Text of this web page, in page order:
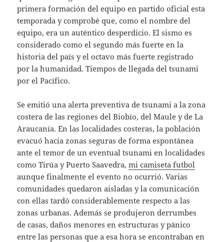
primera formación del equipo en partido oficial esta
temporada y comprobé que, como el nombre del
equipo, era un auténtico desperdicio. El sismo es
considerado como el segundo más fuerte en la
historia del país y el octavo más fuerte registrado
por la humanidad. Tiempos de llegada del tsunami
por el Pacífico.
Se emitió una alerta preventiva de tsunami a la zona
costera de las regiones del Biobío, del Maule y de La
Araucanía. En las localidades costeras, la población
evacuó hacia zonas seguras de forma espontánea
ante el temor de un eventual tsunami en localidades
como Tirúa y Puerto Saavedra,mi camiseta futbol
aunque finalmente el evento no ocurrió. Varias
comunidades quedaron aisladas y la comunicación
con ellas tardó considerablemente respecto a las
zonas urbanas. Además se produjeron derrumbes
de casas, daños menores en estructuras y pánico
entre las personas que a esa hora se encontraban en